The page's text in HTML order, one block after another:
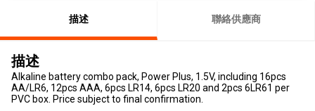
描述 聯絡供應商
描述
Alkaline battery combo pack, Power Plus, 1.5V, including 16pcs
AA/LR6, 12pcs AAA, 6pcs LR14, 6pcs LR20 and 2pcs 6LR61 per
PVC box. Price subject to final confirmation.